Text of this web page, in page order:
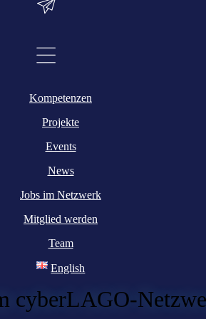
Kompetenzen
Projekte
Events
News
Jobs im Netzwerk
Mitglied werden
Team
English
cyberLAGO-